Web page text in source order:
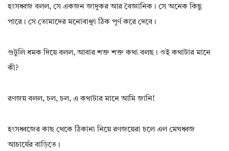
হংসধ্বজ বলল, সে একজন জাদুকর আর বৈজ্ঞানিক। সে অনেক কিছু
পারে। সে তোমাদের মনোবাঞ্ছা ঠিক পূর্ণ করে দেবে।
গুটুলি ধমক দিয়ে বলল, আবার শক্ত শক্ত কথা বলছ। ওই কথাটার মানে
কী?
রণজয় বলল, চল, চল, এ কথাটার মানে আমি জানি!
হংসধ্বজের কাছ থেকে ঠিকানা নিয়ে রণজয়েরা চলে এল মেঘধ্বজ
আচার্যের বাড়িতে।